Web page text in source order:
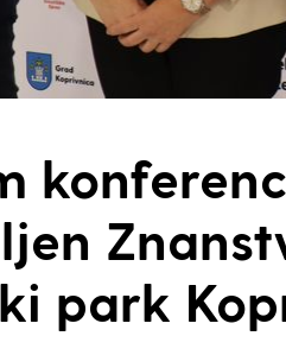
park